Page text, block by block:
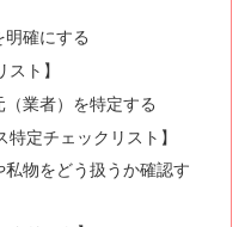
確にする
スト】
業者）を特定する
特定チェックリスト】
物をどう扱うか確認す